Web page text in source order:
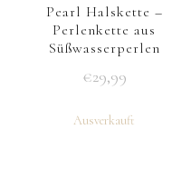
Pearl Halskette –
Perlenkette aus
Süßwasserperlen
€29,99
Ausverkauft